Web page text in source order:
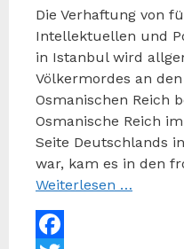
Die Verhaftung von
Intellektuellen und
in Istanbul wird
Völkermordes an
Osmanischen Reich
Osmanische Reich
Seite Deutschlands
war, kam es in den
Weiterlesen …